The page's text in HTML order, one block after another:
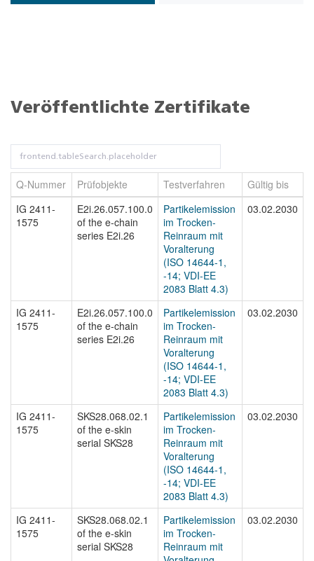
Veröffentlichte Zertifikate
Q-Nummer Prüfobjekte Testverfahren Gültig bis
IG 2411-
1575
E2i.26.057.100.0
of the e-chain
series E2i.26
Partikelemission
im Trocken-
Reinraum mit
Voralterung
(ISO 14644-1,
-14; VDI-EE
2083 Blatt 4.3)
03.02.2030
IG 2411-
1575
E2i.26.057.100.0
of the e-chain
series E2i.26
Partikelemission
im Trocken-
Reinraum mit
Voralterung
(ISO 14644-1,
-14; VDI-EE
2083 Blatt 4.3)
03.02.2030
IG 2411-
1575
SKS28.068.02.1
of the e-skin
serial SKS28
Partikelemission
im Trocken-
Reinraum mit
Voralterung
(ISO 14644-1,
-14; VDI-EE
2083 Blatt 4.3)
03.02.2030
IG 2411-
1575
SKS28.068.02.1
of the e-skin
serial SKS28
Partikelemission
im Trocken-
Reinraum mit
03.02.2030